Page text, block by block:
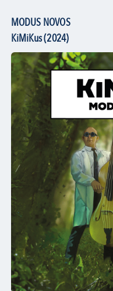
MODUS NOVOS
KiMiKus (2024)